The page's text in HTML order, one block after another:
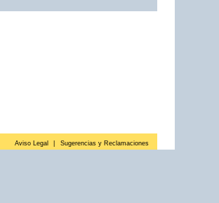
Aviso Legal Sugerencias y Reclamaciones